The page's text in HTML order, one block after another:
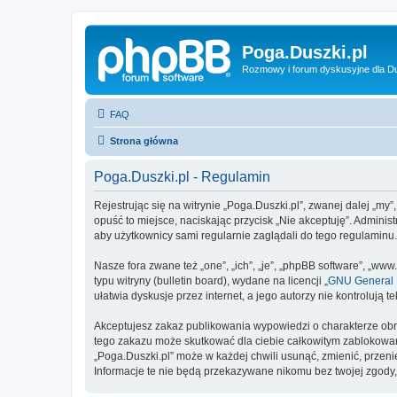
Poga.Duszki.pl
Rozmowy i forum dyskusyjne dla
FAQ
Strona główna
Poga.Duszki.pl - Regulamin
Rejestrując się na witrynie „Poga.Duszki.pl”, zwanej dalej
opuść to miejsce, naciskając przycisk „Nie akceptuję”.
aby użytkownicy sami regularnie zaglądali do tego
Nasze fora zwane też „one”, „ich”, „je”, „phpBB software”,
typu witryny (bulletin board), wydane na licencji „ GNU General
ułatwia dyskusje przez internet, a jego autorzy nie kontrolują
Akceptujesz zakaz publikowania wypowiedzi o charakterze
tego zakazu może skutkować dla ciebie całkowitym
„Poga.Duszki.pl” może w każdej chwili usunąć, zmienić,
Informacje te nie będą przekazywane nikomu bez twojej